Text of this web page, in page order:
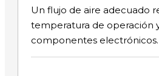
Un flujo de aire adecuado
temperatura de operación
componentes electrónicos.